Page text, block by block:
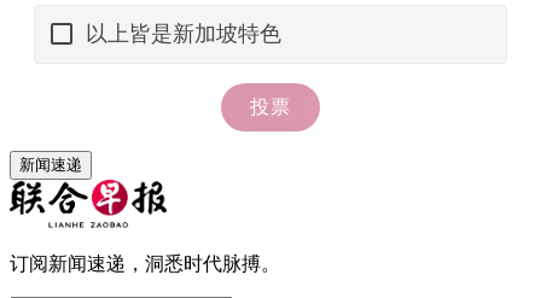
新闻速递
订阅新闻速递，洞悉时代脉搏。